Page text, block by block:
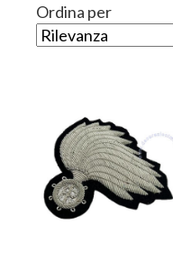
Ordina per